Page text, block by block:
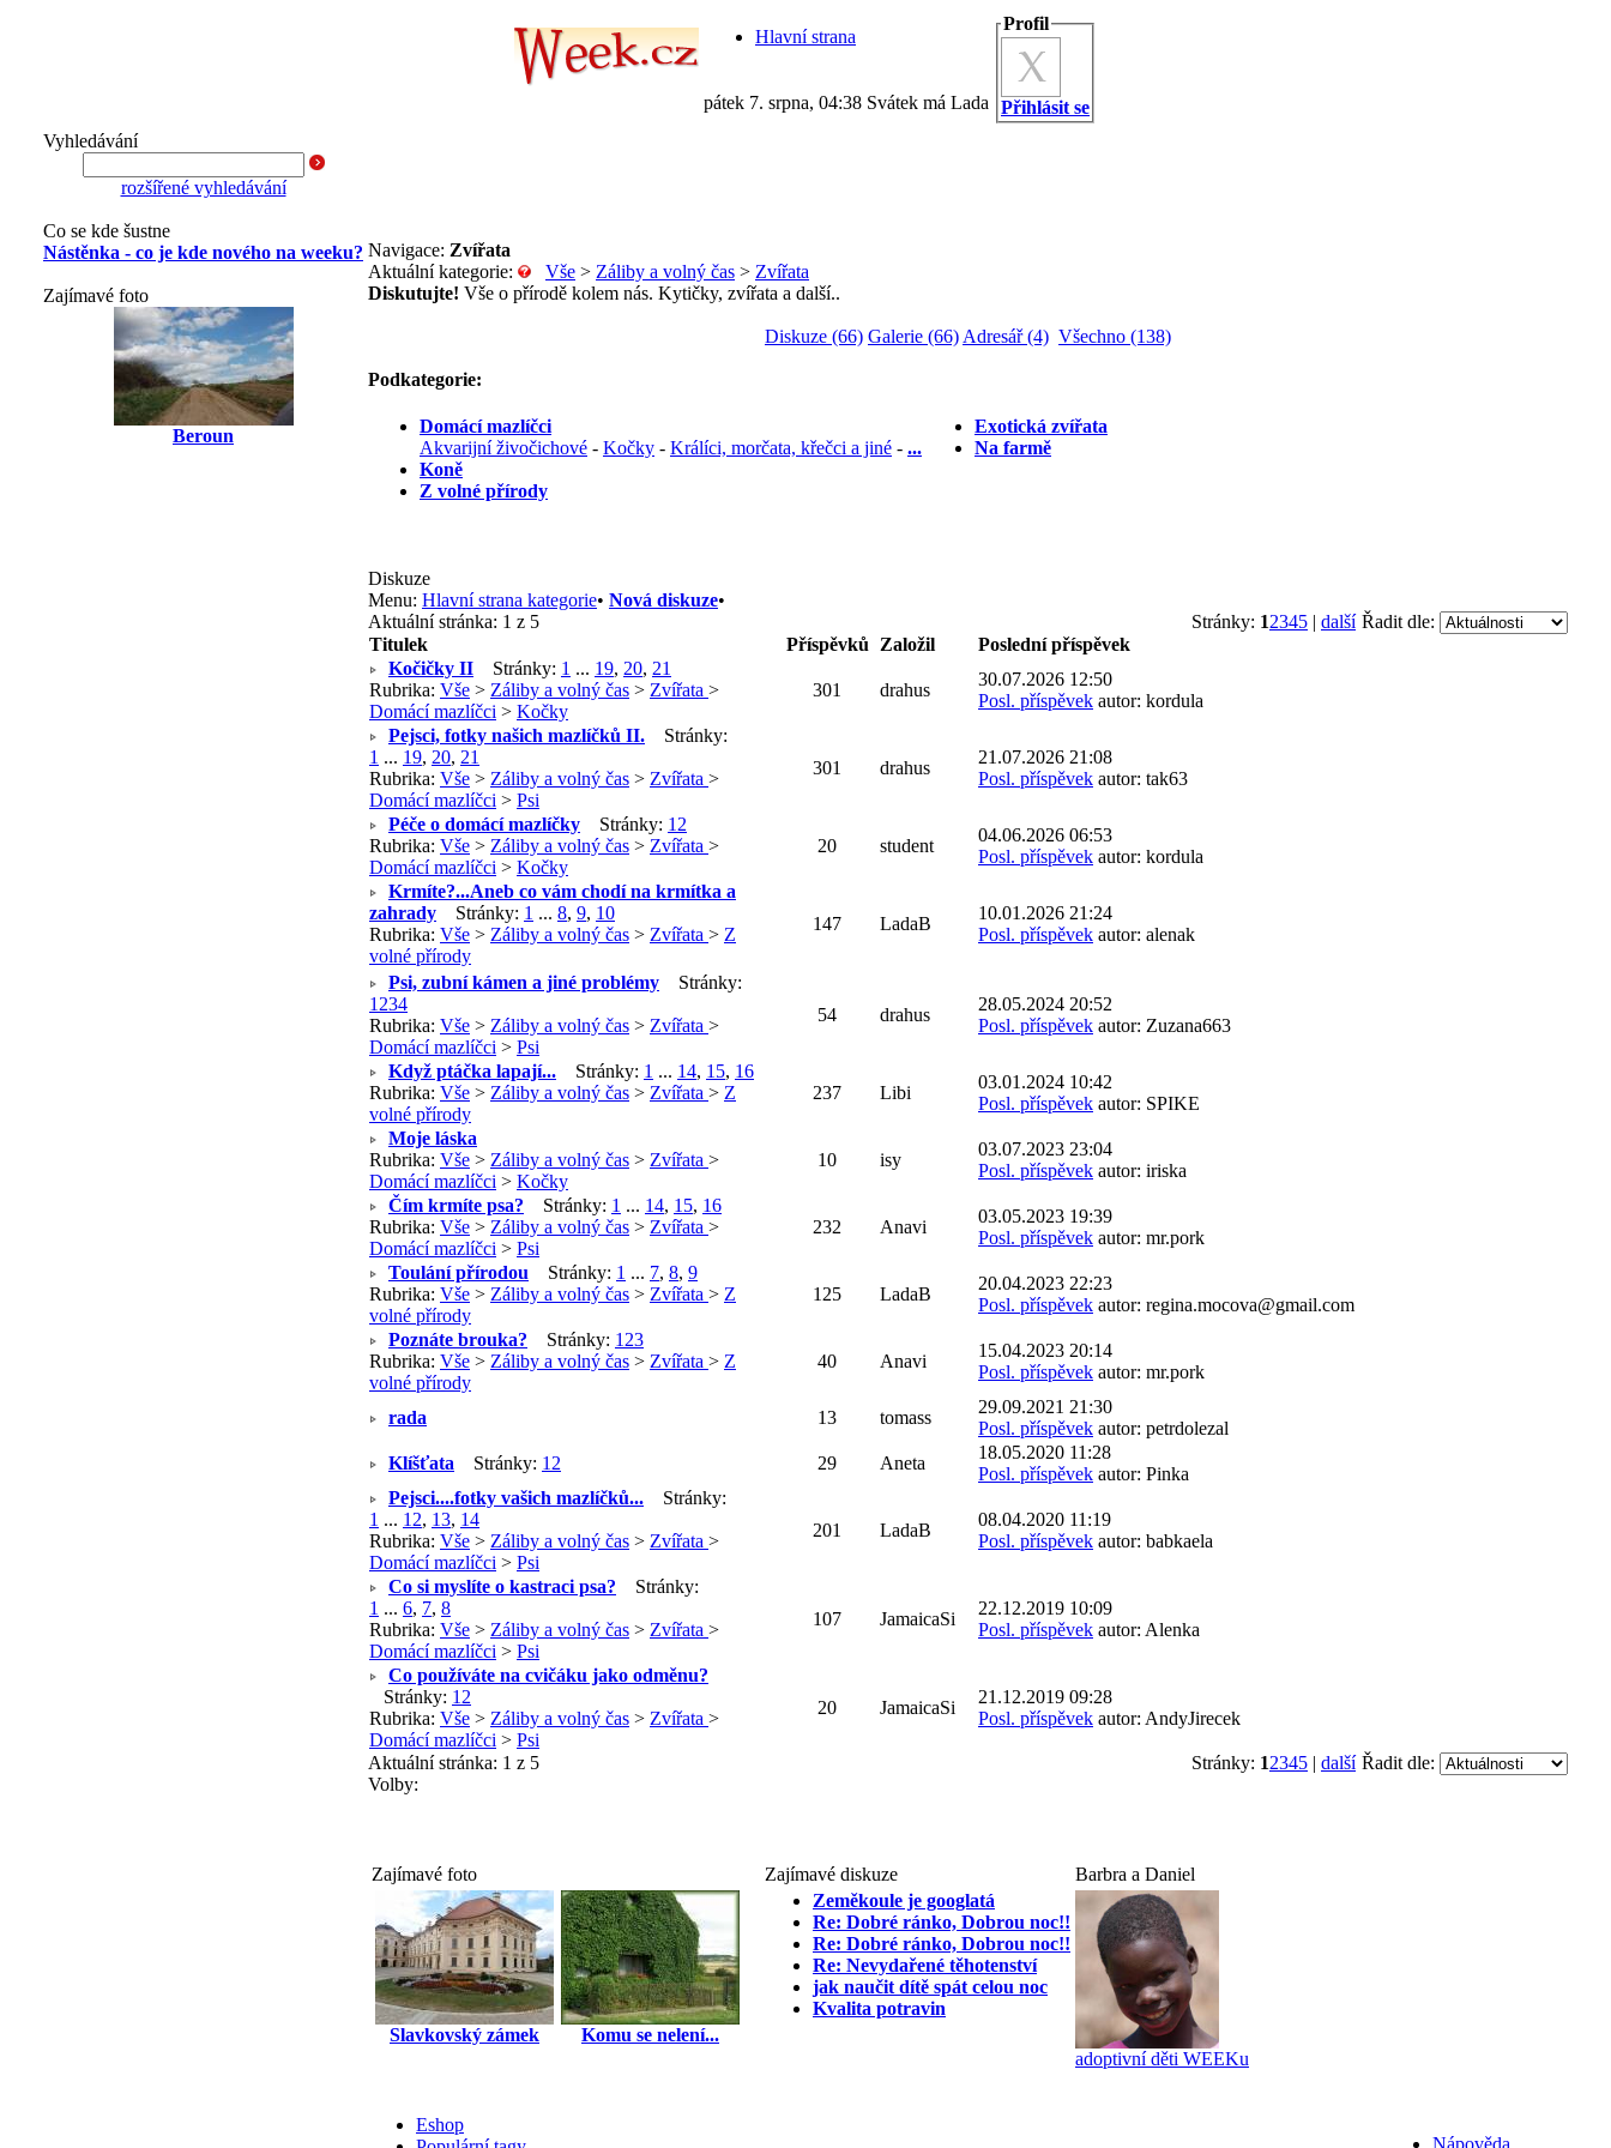
Hlavní strana
pátek 7. srpna, 04:38 Svátek má Lada
Profil
Přihlásit se
Vyhledávání
rozšířené vyhledávání
Co se kde šustne
Nástěnka - co je kde nového na weeku?
Zajímavé foto
Beroun
Navigace: Zvířata
Aktuální kategorie:
Vše > Záliby a volný čas > Zvířata
Diskutujte! Vše o přírodě kolem nás. Kytičky, zvířata a další..
Diskuze (66) Galerie (66) Adresář (4) Všechno (138)
Podkategorie:
Domácí mazlíčci
Akvarijní živočichové - Kočky - Králíci, morčata, křečci a jiné - ...
Koně
Z volné přírody
Exotická zvířata
Na farmě
Diskuze
Menu: Hlavní strana kategorie• Nová diskuze•
Řadit dle:
Stránky: 12345 | další
Aktuální stránka: 1 z 5
Titulek
Příspěvků Založil
Poslední příspěvek
Kočičky II
Stránky: 1 ... 19, 20, 21
Rubrika: Vše > Záliby a volný čas > Zvířata >
Domácí mazlíčci > Kočky
301 drahus
30.07.2026 12:50
Posl. příspěvek autor: kordula
Pejsci, fotky našich mazlíčků II.
Stránky:
1 ... 19, 20, 21
Rubrika: Vše > Záliby a volný čas > Zvířata >
Domácí mazlíčci > Psi
301 drahus
21.07.2026 21:08
Posl. příspěvek autor: tak63
Péče o domácí mazlíčky Stránky: 1 2
Rubrika: Vše > Záliby a volný čas > Zvířata >
Domácí mazlíčci > Kočky
20 student
04.06.2026 06:53
Posl. příspěvek autor: kordula
Krmíte?...Aneb co vám chodí na krmítka a
zahrady
Stránky: 1 ... 8, 9, 10
Rubrika: Vše > Záliby a volný čas > Zvířata > Z
volné přírody
147 LadaB
10.01.2026 21:24
Posl. příspěvek autor: alenak
Psi, zubní kámen a jiné problémy
Stránky:
1 234
Rubrika: Vše > Záliby a volný čas > Zvířata >
Domácí mazlíčci > Psi
54 drahus
28.05.2024 20:52
Posl. příspěvek autor: Zuzana663
Když ptáčka lapají... Stránky: 1 ... 14, 15, 16
Rubrika: Vše > Záliby a volný čas > Zvířata > Z
volné přírody
237 Libi
03.01.2024 10:42
Posl. příspěvek autor: SPIKE
Moje láska
Rubrika: Vše > Záliby a volný čas > Zvířata >
Domácí mazlíčci > Kočky
10 isy
03.07.2023 23:04
Posl. příspěvek autor: iriska
Čím krmíte psa?
Stránky: 1 ... 14, 15, 16
Rubrika: Vše > Záliby a volný čas > Zvířata >
Domácí mazlíčci > Psi
232 Anavi
03.05.2023 19:39
Posl. příspěvek autor: mr.pork
Toulání přírodou
Stránky: 1 ... 7, 8, 9
Rubrika: Vše > Záliby a volný čas > Zvířata > Z
volné přírody
125 LadaB
20.04.2023 22:23
Posl. příspěvek autor: regina.mocova@gmail.com
Poznáte brouka?
Stránky: 1 23
Rubrika: Vše > Záliby a volný čas > Zvířata > Z
volné přírody
40 Anavi
15.04.2023 20:14
Posl. příspěvek autor: mr.pork
rada 13 tomass
29.09.2021 21:30
Posl. příspěvek autor: petrdolezal
Klíšťata
Stránky: 1 2 29 Aneta
18.05.2020 11:28
Posl. příspěvek autor: Pinka
Pejsci....fotky vašich mazlíčků...
Stránky:
1 ... 12, 13, 14
Rubrika: Vše > Záliby a volný čas > Zvířata >
Domácí mazlíčci > Psi
201 LadaB
08.04.2020 11:19
Posl. příspěvek autor: babkaela
Co si myslíte o kastraci psa?
Stránky:
1 ... 6, 7, 8
Rubrika: Vše > Záliby a volný čas > Zvířata >
Domácí mazlíčci > Psi
107 JamaicaSi
22.12.2019 10:09
Posl. příspěvek autor: Alenka
Co používáte na cvičáku jako odměnu?
Stránky: 1 2
Rubrika: Vše > Záliby a volný čas > Zvířata >
Domácí mazlíčci > Psi
20 JamaicaSi
21.12.2019 09:28
Posl. příspěvek autor: AndyJirecek
Řadit dle:
Stránky: 12345 | další
Aktuální stránka: 1 z 5
Volby:
Zajímavé foto Zajímavé diskuze Barbra a Daniel
Slavkovský zámek Komu se nelení...
Zeměkoule je googlatá
Re: Dobré ránko, Dobrou noc!!
Re: Dobré ránko, Dobrou noc!!
Re: Nevydařené těhotenství
jak naučit dítě spát celou noc
Kvalita potravin
adoptivní děti WEEKu
Nápověda
Eshop